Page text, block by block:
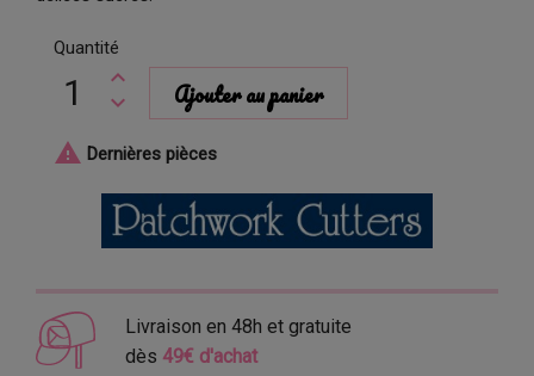
Quantité
Ajouter au panier
 Dernières pièces
Livraison en 48h et gratuite
dès 49€ d'achat